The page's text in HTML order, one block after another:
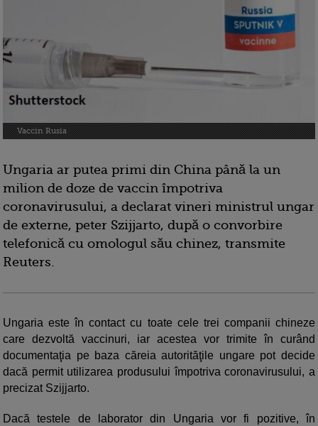
Vaccin Rusia
Ungaria ar putea primi din China până la un
milion de doze de vaccin împotriva
coronavirusului, a declarat vineri ministrul ungar
de externe, peter Szijjarto, după o convorbire
telefonică cu omologul său chinez, transmite
Reuters.
Ungaria este în contact cu toate cele trei companii chineze
care dezvoltă vaccinuri, iar acestea vor trimite în curând
documentaţia pe baza căreia autorităţile ungare pot decide
dacă permit utilizarea produsului împotriva coronavirusului, a
precizat Szijjarto.
Dacă testele de laborator din Ungaria vor fi pozitive, în